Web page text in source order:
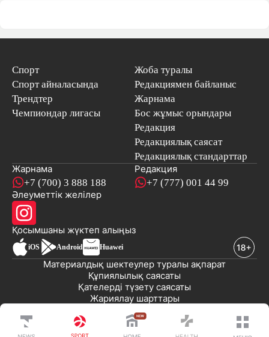
Спорт
Спорт айналасында
Трендтер
Чемпиондар лигасы
Жоба туралы
Редакциямен байланыс
Жарнама
Бос жұмыс орындары
Редакция
Редакциялық саясат
Редакциялық стандарттар
Жарнама
+7 (700) 3 888 188
Редакция
+7 (777) 001 44 99
Әлеуметтік желілер
Қосымшаны жүктеп алыңыз
iOS Android Huawei
Жариялау шарттары
Қателерді түзету саясаты
Құпиялылық саясаты
Материалдық шектеулер туралы ақпарат
© 2008-2026 «EML» ЖШС